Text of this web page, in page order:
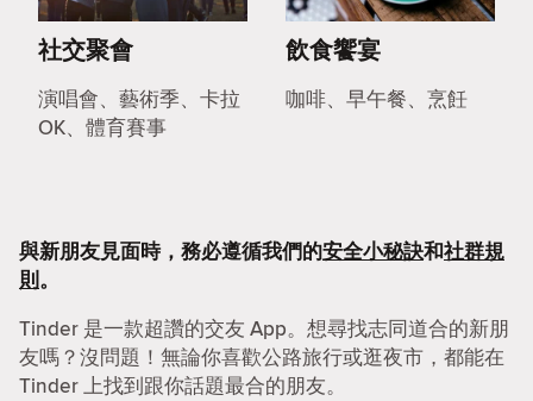
社交聚會
演唱會、藝術季、卡拉
OK、體育賽事
飲食饗宴
咖啡、早午餐、烹飪
與新朋友見面時，務必遵循我們的安全小秘訣和社群規
則。
Tinder 是一款超讚的交友 App。想尋找志同道合的新朋
友嗎？沒問題！無論你喜歡公路旅行或逛夜市，都能在
Tinder 上找到跟你話題最合的朋友。